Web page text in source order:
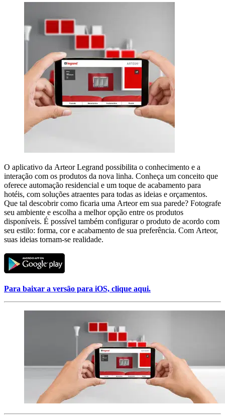
O aplicativo da Arteor Legrand possibilita o conhecimento e a
interação com os produtos da nova linha. Conheça um conceito que
oferece automação residencial e um toque de acabamento para
hotéis, com soluções atraentes para todas as ideias e orçamentos.
Que tal descobrir como ficaria uma Arteor em sua parede? Fotografe
seu ambiente e escolha a melhor opção entre os produtos
disponíveis. É possível também configurar o produto de acordo com
seu estilo: forma, cor e acabamento de sua preferência. Com Arteor,
suas ideias tornam-se realidade.
Para baixar a versão para iOS, clique aqui.